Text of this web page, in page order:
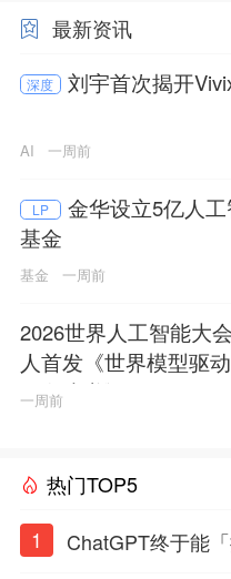
最新资讯
深度 刘宇首次揭开
AI 一周前
LP
金华设立5亿人
基金
基金 一周前
2026世界人工智能大
人首发《世界模型驱
GI白皮书》
一周前
热门TOP5
1
ChatGPT终于能